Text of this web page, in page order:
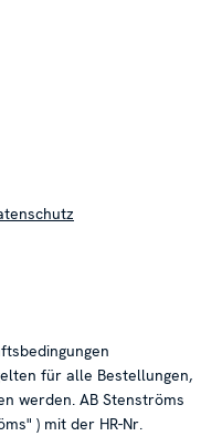
für alle Bestellungen,
werden. AB Stenströms
) mit der HR-Nr.